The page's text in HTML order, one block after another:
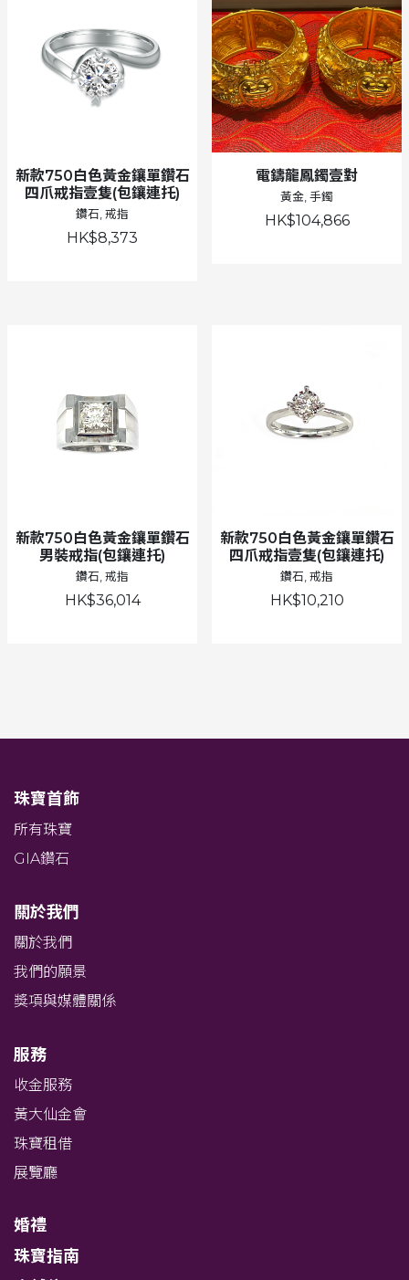
新款750白色黃金鑲單鑽石
四爪戒指壹隻(包鑲連托)
鑽石, 戒指
HK$8,373
電鑄龍鳳鐲壹對
黃金, 手鐲
HK$104,866
新款750白色黃金鑲單鑽石
男裝戒指(包鑲連托)
鑽石, 戒指
HK$36,014
新款750白色黃金鑲單鑽石
四爪戒指壹隻(包鑲連托)
鑽石, 戒指
HK$10,210
珠寶首飾
所有珠寶
GIA鑽石
關於我們
關於我們
我們的願景
獎項與媒體關係
服務
收金服務
黃大仙金會
珠寶租借
展覽廳
婚禮
珠寶指南